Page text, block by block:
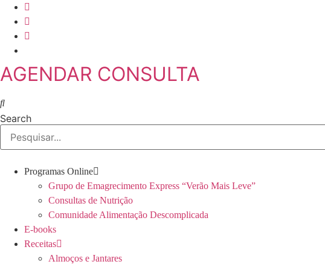
Skip
content
AGENDAR CONSULTA
Search
Programas Online
Grupo de Emagrecimento Express “Verão Mais Leve”
Consultas de Nutrição
Comunidade Alimentação Descomplicada
E-books
Receitas
Almoços e Jantares